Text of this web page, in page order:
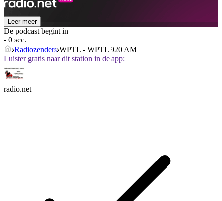
Leer meer
De podcast begint in
- 0 sec.
Radiozenders WPTL - WPTL 920 AM
Luister gratis naar dit station in de app:
radio.net